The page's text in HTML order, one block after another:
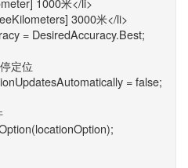
3000米</li>
= DesiredAccuracy.Best;
定位
= false;